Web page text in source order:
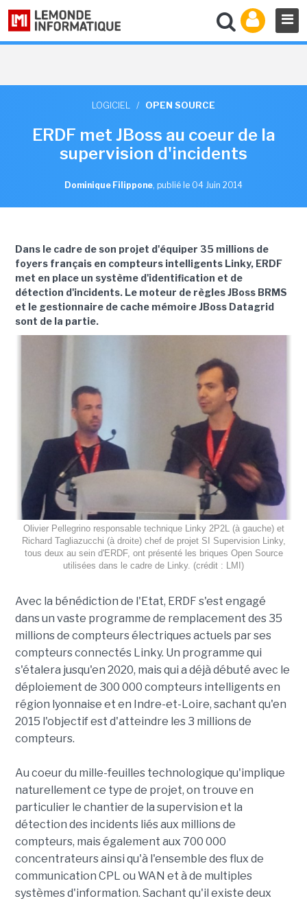
LOGICIEL / OPEN SOURCE
ERDF met JBoss au coeur de la
supervision d'incidents
Dominique Filippone, publié le 04 Juin 2014
Dans le cadre de son projet d'équiper 35 millions de
foyers français en compteurs intelligents Linky, ERDF
met en place un système d'identification et de
détection d'incidents. Le moteur de règles JBoss BRMS
et le gestionnaire de cache mémoire JBoss Datagrid
sont de la partie.
Olivier Pellegrino responsable technique Linky 2P2L (à gauche) et
Richard Tagliazucchi (à droite) chef de projet SI Supervision Linky,
tous deux au sein d'ERDF, ont présenté les briques Open Source
utilisées dans le cadre de Linky. (crédit : LMI)
Avec la bénédiction de l'Etat, ERDF s'est engagé
dans un vaste programme de remplacement des 35
millions de compteurs électriques actuels par ses
compteurs connectés Linky. Un programme qui
s'étalera jusqu'en 2020, mais qui a déjà débuté avec le
déploiement de 300 000 compteurs intelligents en
région lyonnaise et en Indre-et-Loire, sachant qu'en
2015 l'objectif est d'atteindre les 3 millions de
compteurs.
Au coeur du mille-feuilles technologique qu'implique
naturellement ce type de projet, on trouve en
particulier le chantier de la supervision et la
détection des incidents liés aux millions de
compteurs, mais également aux 700 000
concentrateurs ainsi qu'à l'ensemble des flux de
communication CPL ou WAN et à de multiples
systèmes d'information. Sachant qu'il existe deux